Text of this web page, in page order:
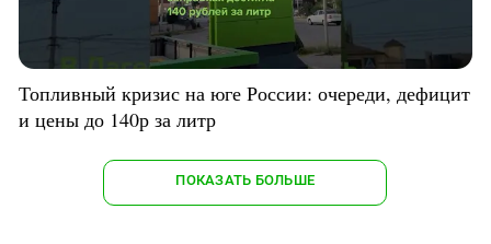
Топливный кризис на юге России: очереди, дефицит
и цены до 140р за литр
ПОКАЗАТЬ БОЛЬШЕ